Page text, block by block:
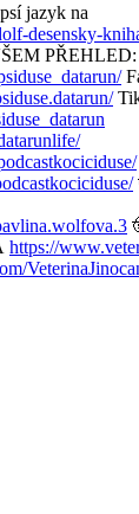
jazyk na
desensky-
PŘEHLED:
https://